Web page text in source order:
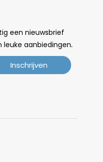
een nieuwsbrief
leuke aanbiedingen.
Inschrijven